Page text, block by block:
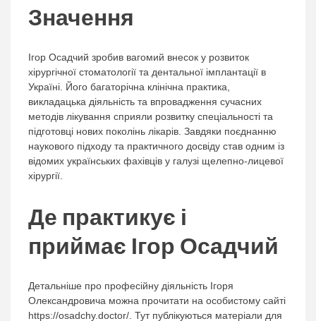
Значення
Ігор Осадчий зробив вагомий внесок у розвиток
хірургічної стоматології та дентальної імплантації в
Україні. Його багаторічна клінічна практика,
викладацька діяльність та впровадження сучасних
методів лікування сприяли розвитку спеціальності та
підготовці нових поколінь лікарів. Завдяки поєднанню
наукового підходу та практичного досвіду став одним із
відомих українських фахівців у галузі щелепно-лицевої
хірургії.
Де практикує і
приймає Ігор Осадчий
Детальніше про професійну діяльність Ігоря
Олександровича можна прочитати на особистому сайті
https://osadchy.doctor/. Тут публікуються матеріали для